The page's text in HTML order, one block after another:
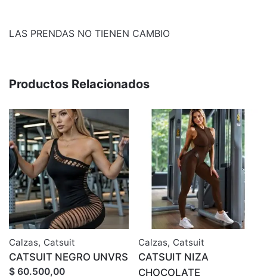
LAS PRENDAS NO TIENEN CAMBIO
Productos Relacionados
Calzas, Catsuit
CATSUIT NEGRO UNVRS
$ 60.500,00
Calzas, Catsuit
CATSUIT NIZA
CHOCOLATE